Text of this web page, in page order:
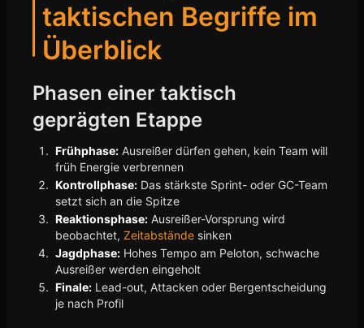
taktischen Begriffe im
Überblick
Phasen einer taktisch
geprägten Etappe
Frühphase: Ausreißer dürfen gehen, kein Team will
früh Energie verbrennen
Kontrollphase: Das stärkste Sprint- oder GC-Team
setzt sich an die Spitze
Reaktionsphase: Ausreißer-Vorsprung wird
beobachtet, Zeitabstände sinken
Jagdphase: Hohes Tempo am Peloton, schwache
Ausreißer werden eingeholt
Finale: Lead-out, Attacken oder Bergentscheidung
je nach Profil